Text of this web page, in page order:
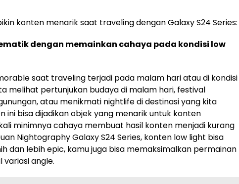
konten menarik saat traveling dengan Galaxy S24 Series:
dengan memainkan cahaya pada kondisi low
saat traveling terjadi pada malam hari atau di kondisi
melihat pertunjukan budaya di malam hari, festival
atau menikmati nightlife di destinasi yang kita
ini bisa dijadikan objek yang menarik untuk konten
minimnya cahaya membuat hasil konten menjadi kurang
Nightography Galaxy S24 Series, konten low light bisa
dan lebih epic, kamu juga bisa memaksimalkan permainan
angle.